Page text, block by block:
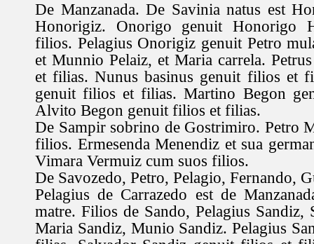
De Manzanada. De Savinia natus est
Honorigiz. Onorigo genuit Honorigo
filios. Pelagius Onorigiz genuit Petro
et Munnio Pelaiz, et Maria carrela.
et filias. Nunus basinus genuit filios et
genuit filios et filias. Martino Begon
Alvito Begon genuit filios et filias.
De Sampir sobrino de Gostrimiro. Petro
filios. Ermesenda Menendiz et sua
Vimara Vermuiz cum suos filios.
De Savozedo, Petro, Pelagio, Fernando,
Pelagius de Carrazedo est de
matre. Filios de Sando, Pelagius Sandiz,
Maria Sandiz, Munio Sandiz. Pelagius